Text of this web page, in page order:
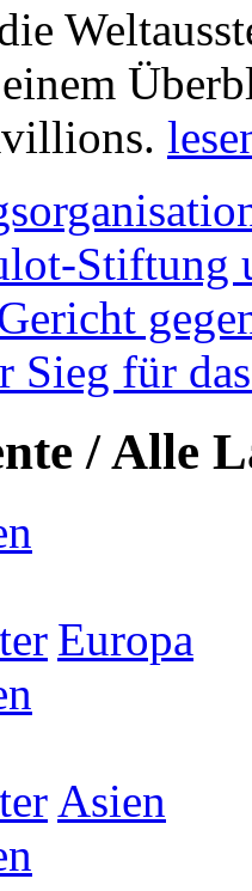
Stiftung
Sieg für
/ Alle
Europa
Asien